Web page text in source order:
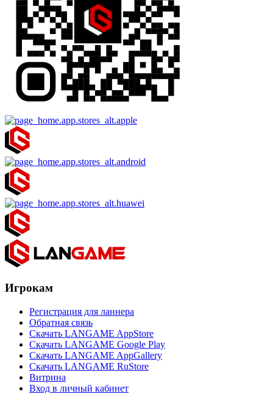
Игрокам
Регистрация для ланнера
Обратная связь
Скачать LANGAME AppStore
Скачать LANGAME Google Play
Скачать LANGAME AppGallery
Скачать LANGAME RuStore
Витрина
Вход в личный кабинет